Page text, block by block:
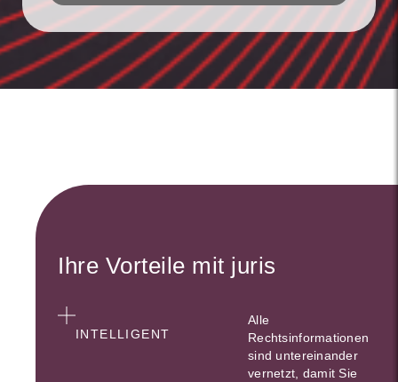
Ihre Vorteile mit juris
INTELLIGENT
Alle
Rechtsinformationen
sind untereinander
vernetzt, damit Sie